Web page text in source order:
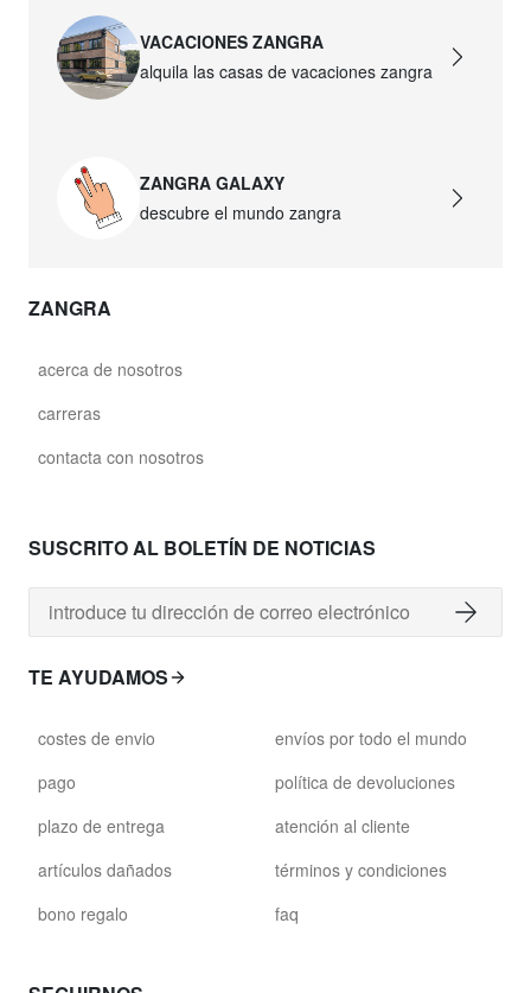
VACACIONES ZANGRA
alquila las casas de vacaciones zangra
ZANGRA GALAXY
descubre el mundo zangra
ZANGRA
acerca de nosotros
carreras
contacta con nosotros
SUSCRITO AL BOLETÍN DE NOTICIAS
TE AYUDAMOS
costes de envio
pago
plazo de entrega
artículos dañados
bono regalo
envíos por todo el mundo
política de devoluciones
atención al cliente
términos y condiciones
faq